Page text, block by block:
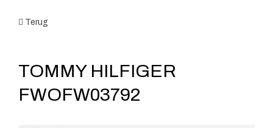
Terug
TOMMY HILFIGER
FWOFW03792